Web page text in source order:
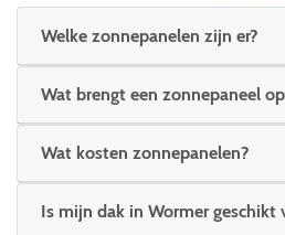
Welke zonnepanelen zijn er?
Wat brengt een zonnepaneel
Wat kosten zonnepanelen?
Is mijn dak in Wormer geschikt